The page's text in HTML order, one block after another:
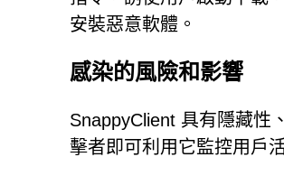
安裝惡意軟體。
感染的風險和影響
SnappyClient 具有隱藏性
擊者即可利用它監控用戶